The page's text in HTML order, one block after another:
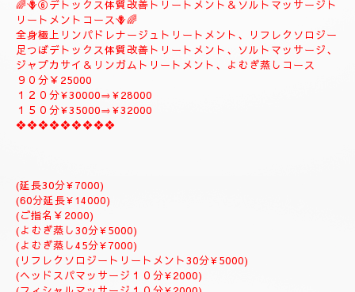
ント致します、体質改善足つぼリフレクソロジーデトックストリ
ートメント疲労回復トリートメントアロマトリートメント致しま
す。
９０分￥20000
１２０分¥25000⇒おすすめ致します。
１５０分¥28000⇒よむぎ蒸しサービス致します。
１８０分￥34000⇒ラグジュアリーにゆっくりトリートメント致
します。
是非おすすめ致します全て入って居るコースになりますのでおす
🌈🪻⑥デトックス体質改善トリートメント＆ソルトマッサージト
リートメントコース🪻🌈
全身極上リンパドレナージュトリートメント、リフレクソロジー
足つぼデトックス体質改善トリートメント、ソルトマッサージ、
ジャプカサイ＆リンガムトリートメント、よむぎ蒸しコース